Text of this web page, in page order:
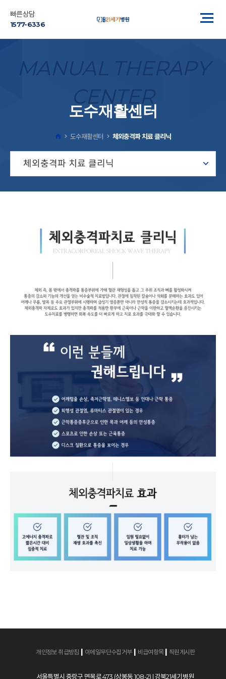
빠른상담
1577-6336
MANUAL THERAPY
CENTER
도수재활센터
도수재활센터 체외충격파 치료 클리닉
체외충격파 치료 클리닉
개인정보 취급방침 | 이메일무단수집거부| 비급여항목 | 직원게시판
서울특별시 중랑구 면목로 473 (상봉동 108-2) | 강북21세기병원